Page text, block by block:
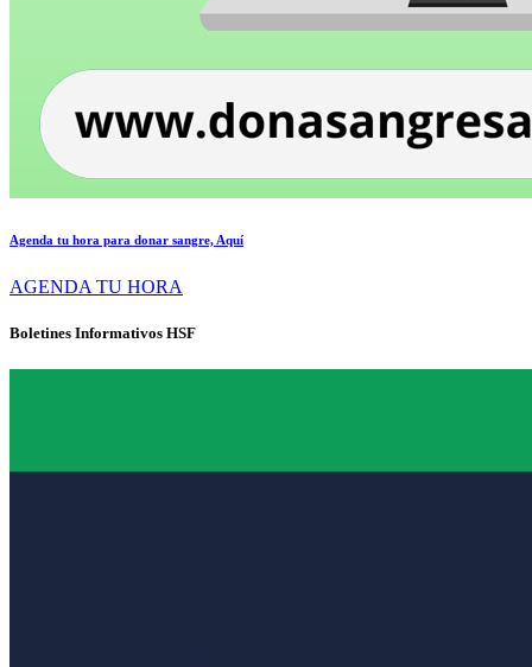
Agenda tu hora para donar sangre, Aquí
AGENDA TU HORA
Boletines Informativos HSF